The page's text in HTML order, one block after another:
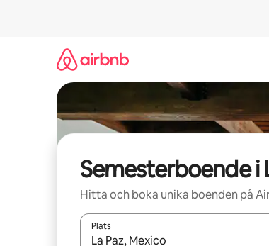
Semesterboende i
Hitta och boka unika boenden på
Plats
När resultaten är tillgängliga kan du